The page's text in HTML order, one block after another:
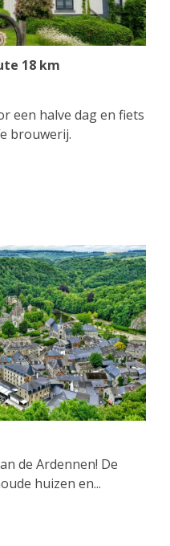
18 km
een halve dag en fiets
brouwerij.
de Ardennen! De
huizen en...